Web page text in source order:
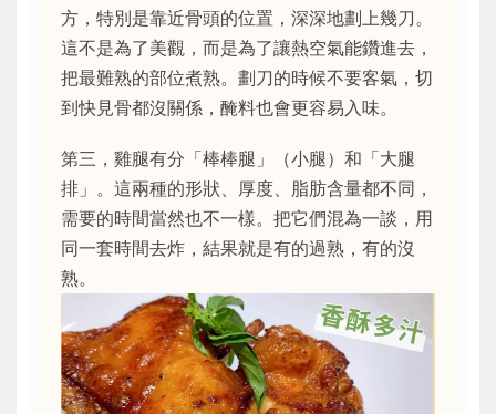
方，特別是靠近骨頭的位置，深深地劃上幾刀。
這不是為了美觀，而是為了讓熱空氣能鑽進去，
把最難熟的部位煮熟。劃刀的時候不要客氣，切
到快見骨都沒關係，醃料也會更容易入味。
第三，雞腿有分「棒棒腿」（小腿）和「大腿
排」。這兩種的形狀、厚度、脂肪含量都不同，
需要的時間當然也不一樣。把它們混為一談，用
同一套時間去炸，結果就是有的過熟，有的沒
熟。